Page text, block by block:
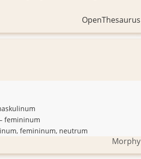
OpenThesaurus
femininum
femininum, neutrum
Morphy